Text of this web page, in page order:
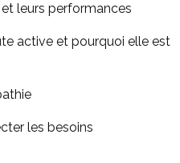
leurs performances
active et pourquoi elle est
les besoins